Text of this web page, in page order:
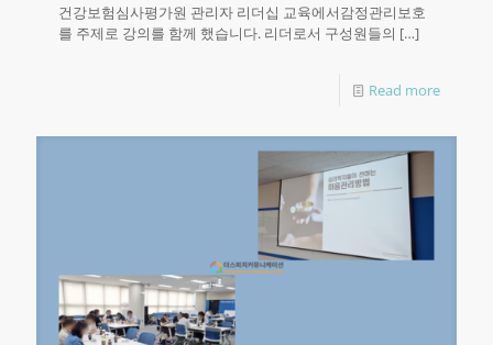
건강보험심사평가원 관리자 리더십 교육에서감정관리보호
를 주제로 강의를 함께 했습니다.​ 리더로서 구성원들의 […]
Read more